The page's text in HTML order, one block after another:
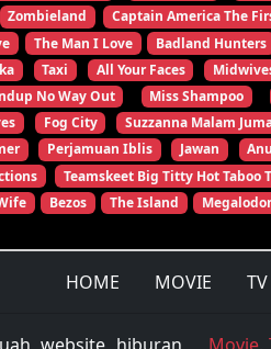
Zombieland Captain America The
The Man I Love Badland Hunters
Taxi All Your Faces
No Way Out Miss Shampoo
Fog City Suzzanna Malam
Perjamuan Iblis Jawan Anu
Teamskeet Big Titty Hot Taboo
Bezos The Island
HOME MOVIE